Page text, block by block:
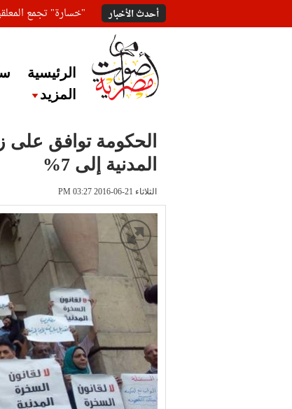
أحدث الأخبار "خسارة" تجمع
الرئيسية
المزيد
الحكومة توافق على
المدنية إلى 7%
الثلاثاء 21-06-2016 PM 03:27